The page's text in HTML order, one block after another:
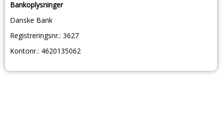
Bankoplysninger
Danske Bank
Registreringsnr.: 3627
Kontonr.: 4620135062